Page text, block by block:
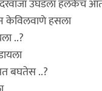
उघडला हलकेच
केविलवाणे हसला
..?
बघतेस ..?